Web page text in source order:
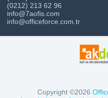
(0212) 213 62 96
info@7aofis.com
info@officeforce.com.tr
Copyright ©2026